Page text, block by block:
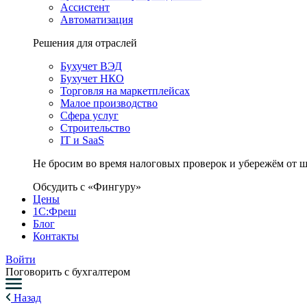
Ассистент
Автоматизация
Решения для отраслей
Бухучет ВЭД
Бухучет НКО
Торговля на маркетплейсах
Малое производство
Сфера услуг
Строительство
IT и SaaS
Не бросим во время налоговых проверок и убережём от
Обсудить с «Фингуру»
Цены
1С:Фреш
Блог
Контакты
Войти
Поговорить с бухгалтером
Назад